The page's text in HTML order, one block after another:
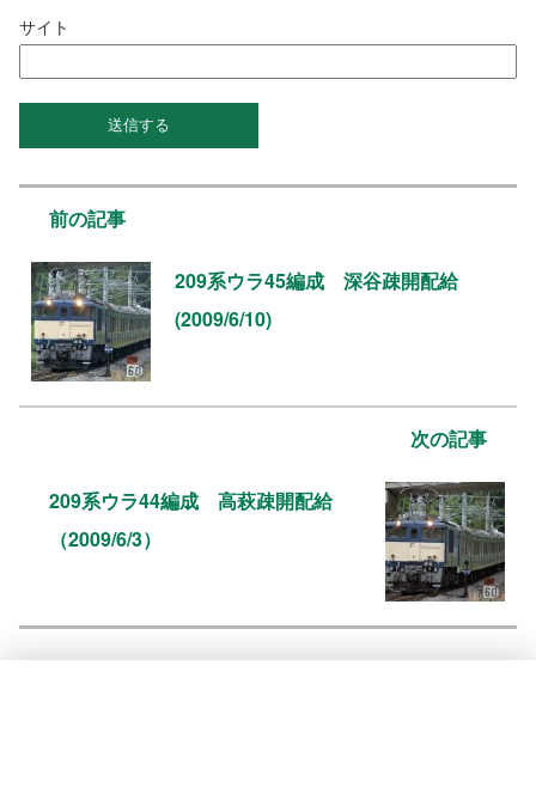
サイト
前の記事
209系ウラ45編成 深谷疎開配給
(2009/6/10)
次の記事
209系ウラ44編成 高萩疎開配給
（2009/6/3）